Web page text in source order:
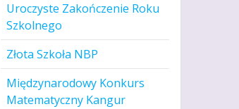
Uroczyste Zakończenie Roku
Szkolnego
Złota Szkoła NBP
Międzynarodowy Konkurs
Matematyczny Kangur